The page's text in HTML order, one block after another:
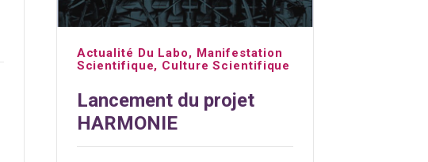
Actualité Du Labo, Manifestation
Scientifique, Culture Scientifique
Lancement du projet
HARMONIE